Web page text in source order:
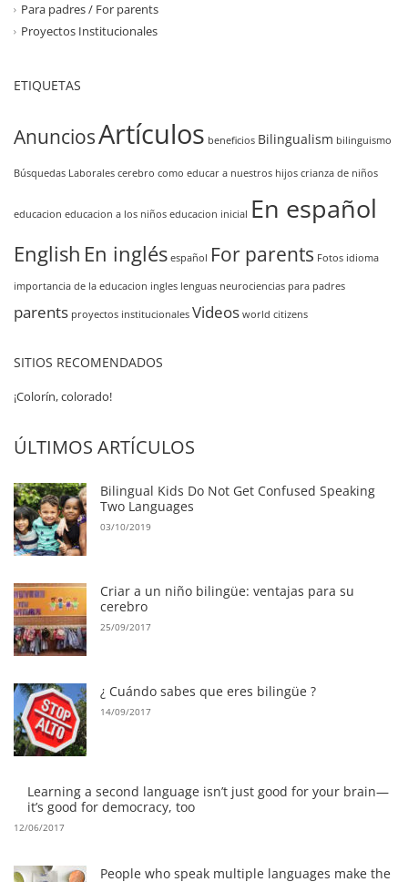
Para padres / For parents
Proyectos Institucionales
ETIQUETAS
AnunciosArtículos beneficios Bilingualism bilinguismo
Búsquedas Laborales cerebro como educar a nuestros hijos crianza de niños
educacion educacion a los niños educacion inicial En español
English En inglés español For parents Fotos idioma
importancia de la educacion ingles lenguas neurociencias para padres
parents proyectos institucionales Videos world citizens
SITIOS RECOMENDADOS
¡Colorín, colorado!
ÚLTIMOS ARTÍCULOS
Bilingual Kids Do Not Get Confused Speaking
Two Languages
03/10/2019
Criar a un niño bilingüe: ventajas para su
cerebro
25/09/2017
¿ Cuándo sabes que eres bilingüe ?
14/09/2017
Learning a second language isn’t just good for your brain—
it’s good for democracy, too
12/06/2017
People who speak multiple languages make the